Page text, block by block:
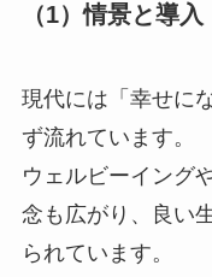
（1）情景と導入
現代には「幸せに
ず流れています。
ウェルビーイング
念も広がり、良い
られています。